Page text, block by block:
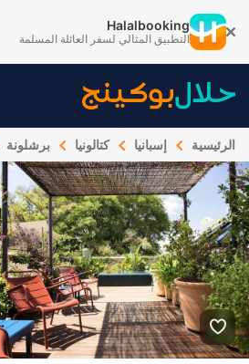
Halalbooking
التطبيق المثالي لسفر العائلة المسلمة
الرئيسية إسبانيا كتالونيا برشلونة